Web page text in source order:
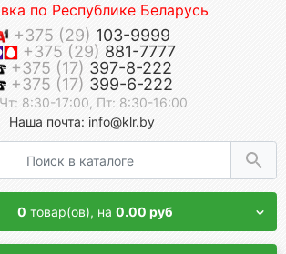
по Республике Беларусь
+375 (29) 103-9999
+375 (29) 881-7777
+375 (17) 397-8-222
+375 (17) 399-6-222
8:30-17:00, Пт: 8:30-16:00
Наша почта: info@klr.by
0 товар(ов), на 0.00 руб